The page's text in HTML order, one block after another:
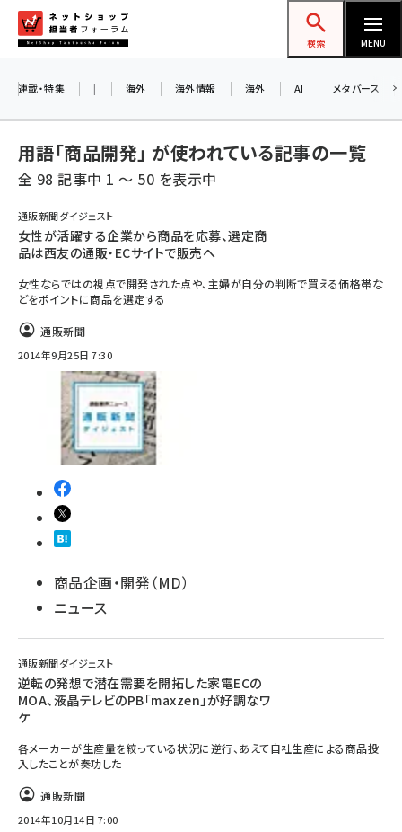
ン
ネットショップ担当者フォーラム
検索 MENU
yahoo (1906)
ecbeing (1210)
アスクル (1122)
base (1081)
ビィ・フォアード (776)
revico (744)
連載・特集 | 海外 海外情報 海外 AI メタバース
用語「商品開発」 が使われている記事の一覧
全 98 記事中 1 ～ 50 を表示中
通販新聞ダイジェスト
女性が活躍する企業から商品を応募、選定商
品は西友の通販・ECサイトで販売へ
女性ならではの視点で開発された点や、主婦が自分の判断で買える価格帯な
どをポイントに商品を選定する
通販新聞
2014年9月25日 7:30
商品企画・開発（MD）
ニュース
通販新聞ダイジェスト
逆転の発想で潜在需要を開拓した家電ECの
MOA、液晶テレビのPB「maxzen」が好調なワ
ケ
各メーカーが生産量を絞っている状況に逆行、あえて自社生産による商品投
入したことが奏功した
通販新聞
2014年10月14日 7:00
AIが買い物を代行する時代に打つべき「次の
一手」とは？ アルペン、オイシックス、元UA責
任者が登壇のリアルECセミナー（8/26＠東
京）【交流会も実施】
8/26（水）、東京・四谷で開催。登壇者・聴講
者と交流できる交流会も実施します。すべて
の講演を無料で聴講できます！
参加登録はこちら↑